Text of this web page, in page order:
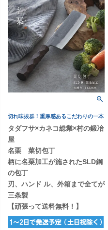
切れ味抜群！重厚感あるこだわりの一本
タダフサ×カネコ総業×村の鍛冶
屋
名栗 菜切包丁
柄に名栗加工が施されたSLD鋼
の包丁
刃、ハンド ル、外箱まで全てが
三条製
【頑張って送料無料！】